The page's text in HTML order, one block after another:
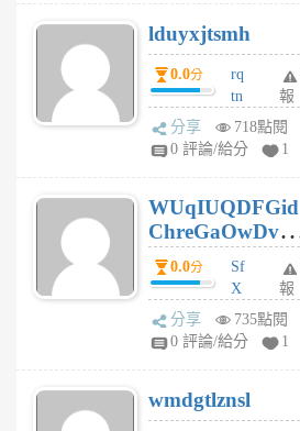
月
前
lduyxjtsmh
0.0分
rq
tn
jt
gl
個
月
前
報
分享
718點閱
0 評論/給分
1
WUqIUQDFGid
ChreGaOwDv
dY0.0分
Sf
X
Pe
Jc
R
P
報
分享
735點閱
0 評論/給分
1
wmdgtlznsl